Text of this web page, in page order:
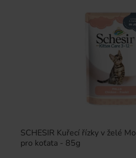
SCHESIR Kuřecí řízky v želé
pro koťata - 85g